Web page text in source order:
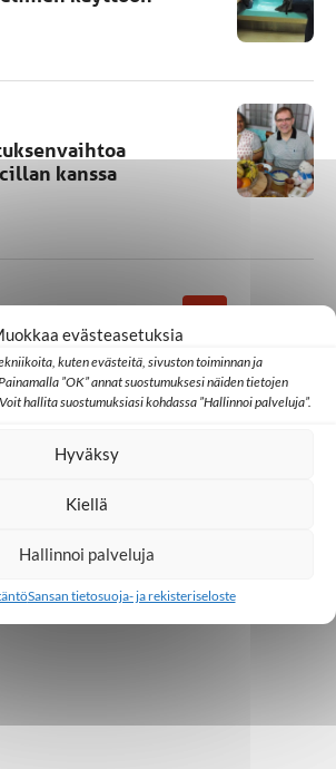
evästeasetuksia
kuten evästeitä, sivuston toiminnan ja
”OK” annat suostumuksesi näiden tietojen
hallita suostumuksiasi kohdassa ”Hallinnoi palveluja”.
Hyväksy
Kiellä
Hallinnoi palveluja
Sansan tietosuoja- ja rekisteriseloste
kanssa